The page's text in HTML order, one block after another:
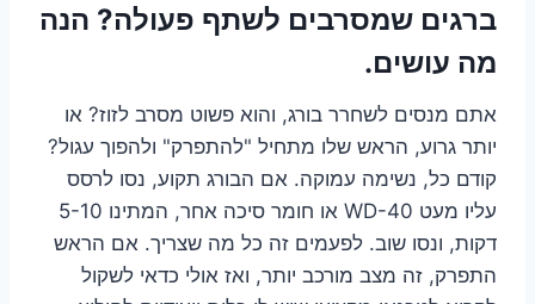
ברגים שמסרבים לשתף פעולה? הנה
מה עושים.
אתם מנסים לשחרר בורג, והוא פשוט מסרב לזוז? או
יותר גרוע, הראש שלו מתחיל "להתפרק" ולהפוך עגול?
קודם כל, נשימה עמוקה. אם הבורג תקוע, נסו לרסס
עליו מעט WD-40 או חומר סיכה אחר, המתינו 5-10
דקות, ונסו שוב. לפעמים זה כל מה שצריך. אם הראש
התפרק, זה מצב מורכב יותר, ואז אולי כדאי לשקול